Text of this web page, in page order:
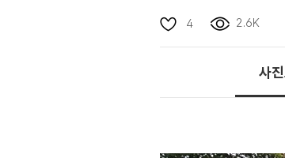
4 2.6K
사진